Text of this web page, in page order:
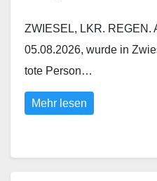
ZWIESEL, LKR. REGEN.
05.08.2026, wurde in
tote Person…
Mehr lesen